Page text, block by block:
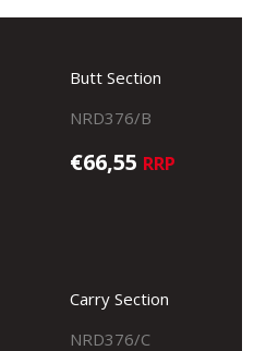
Butt Section
NRD376/B
€66,55 RRP
Carry Section
NRD376/C